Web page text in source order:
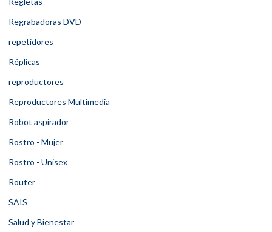
Regrabadoras DVD
repetidores
Réplicas
reproductores
Reproductores Multimedia
Robot aspirador
Rostro - Mujer
Rostro - Unisex
Router
SAIS
Salud y Bienestar